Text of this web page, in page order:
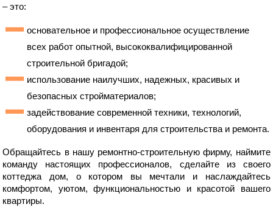
– это:
основательное и профессиональное осуществление
всех работ опытной, высококвалифицированной
строительной бригадой;
использование наилучших, надежных, красивых и
безопасных стройматериалов;
задействование современной техники, технологий,
оборудования и инвентаря для строительства и ремонта.
Обращайтесь в нашу ремонтно-строительную фирму, наймите
команду настоящих профессионалов, сделайте из своего
коттеджа дом, о котором вы мечтали и наслаждайтесь
комфортом, уютом, функциональностью и красотой вашего
квартиры.